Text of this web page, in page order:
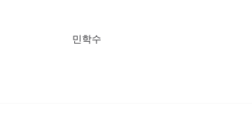
민학수